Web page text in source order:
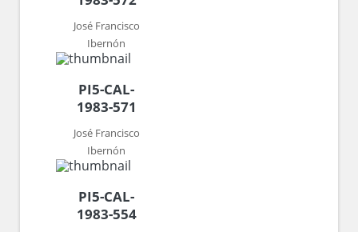
José Francisco
Ibernón
PI5-CAL-
1983-571
José Francisco
Ibernón
PI5-CAL-
1983-554